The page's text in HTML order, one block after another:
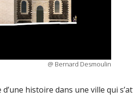
@ Bernard Desmoulin
histoire dans une ville qui